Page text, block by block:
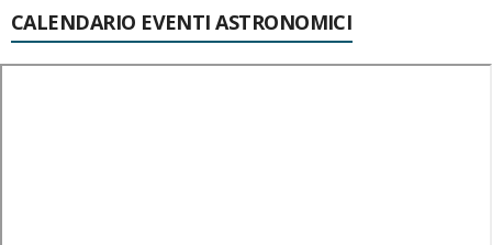
CALENDARIO EVENTI ASTRONOMICI